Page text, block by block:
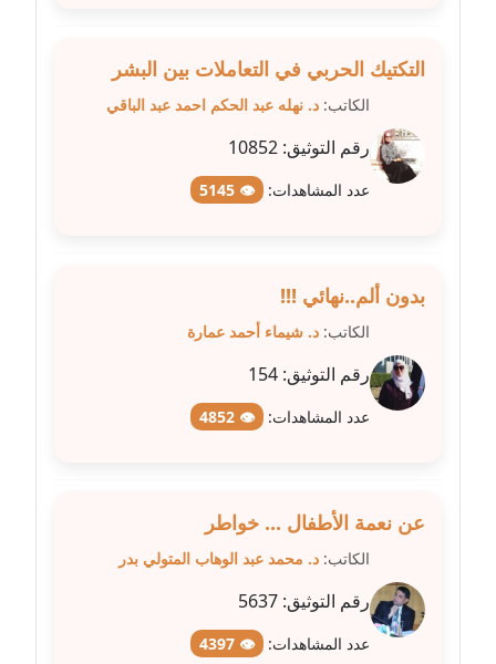
مدونة فيرا زولوتاريفا
مدونة فيروز القطلبي
عاملة
عاملة
مدونة كنوز صلاح
موقوف
مدونة كيندا فائز
مدونة ليلى سرحان
عاملة
مدونة مارية محمد
عاملة
التكتيك الحربي في التعاملات بين البشر
الكاتب: د. نهله عبد الحكم احمد عبد الباقي
رقم التوثيق: 10852
عدد المشاهدات: 👁 5145
بدون ألم..نهائي !!!
الكاتب: د. شيماء أحمد عمارة
رقم التوثيق: 154
عدد المشاهدات: 👁 4852
عن نعمة الأطفال ... خواطر
الكاتب: د. محمد عبد الوهاب المتولي بدر
رقم التوثيق: 5637
عدد المشاهدات: 👁 4397